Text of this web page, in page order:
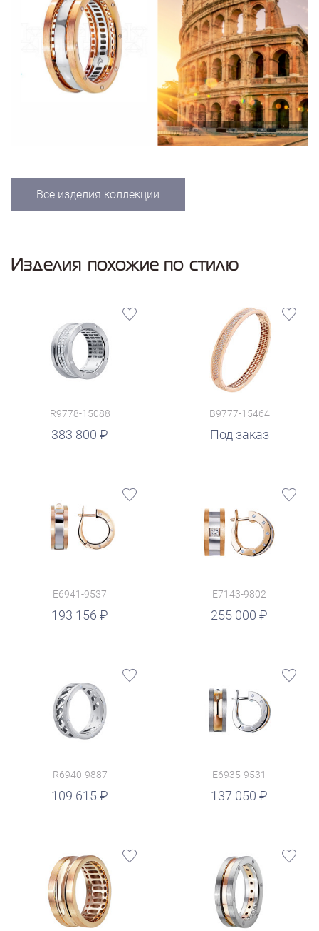
Все изделия коллекции
Изделия похожие по стилю
R9778-15088
383 800
B9777-15464
Под заказ
E6941-9537
193 156
E7143-9802
255 000
руб.
R6940-9887
109 615
E6935-9531
137 050
руб.